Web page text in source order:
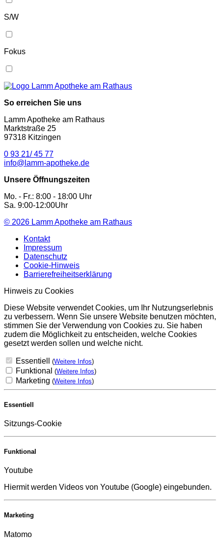
S/W
Fokus
So erreichen Sie uns
Lamm Apotheke am Rathaus
Marktstraße 25
97318 Kitzingen
0 93 21/ 45 77
info@lamm-apotheke.de
Unsere Öffnungszeiten
Mo. - Fr.: 8:00 - 18:00 Uhr
Sa. 9:00-12:00Uhr
© 2026 Lamm Apotheke am Rathaus
Kontakt
Impressum
Datenschutz
Cookie-Hinweis
Barrierefreiheitserklärung
Hinweis zu Cookies
Diese Website verwendet Cookies, um Ihr Nutzungserlebnis
zu verbessern. Wenn Sie unsere Website benutzen möchten,
stimmen Sie der Verwendung von Cookies zu. Sie haben
zudem die Möglichkeit zu entscheiden, welche Cookies
gesetzt werden sollen und welche nicht.
Essentiell (Weitere Infos)
Funktional (Weitere Infos)
Marketing (Weitere Infos)
Essentiell
Sitzungs-Cookie
Funktional
Youtube
Hiermit werden Videos von Youtube (Google) eingebunden.
Marketing
Matomo